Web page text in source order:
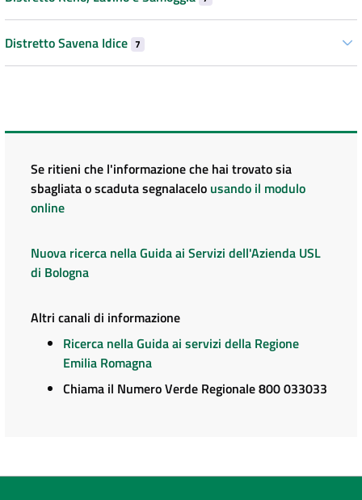
Distretto Savena Idice 7
Se ritieni che l'informazione che hai trovato sia
sbagliata o scaduta segnalacelo usando il modulo
online
Nuova ricerca nella Guida ai Servizi dell'Azienda USL
di Bologna
Altri canali di informazione
Ricerca nella Guida ai servizi della Regione
Emilia Romagna
Chiama il Numero Verde Regionale 800 033033